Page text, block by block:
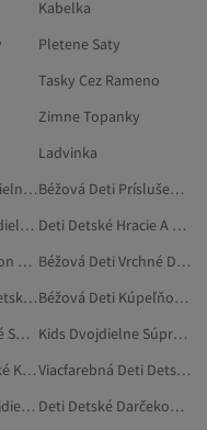
Kabelka
Pletene Saty
Tasky Cez Rameno
Zimne Topanky
Ladvinka
Hnedá Deti Dvojdielne Súpravy
Béžová Deti Príslušenstvo
Ružová Deti Dvojdielne Súpravy
Deti Detské Hracie A Kuchynské Súpravy
Trendyol Collection Deti Dvojdielne Súpravy
Béžová Deti Vrchné Diely Pyžám
Tyrkysová Deti Detské Súpravy
Béžová Deti Kúpeľňový Textil
Čierna Deti Detské Súpravy
Kids Dvojdielne Súpravy
Béžová Deti Detské Kočíky A Cestovné Systémy
Viacfarebná Deti Detské Súpravy
Červená Deti Dvojdielne Súpravy
Deti Detské Darčekové Súpravy